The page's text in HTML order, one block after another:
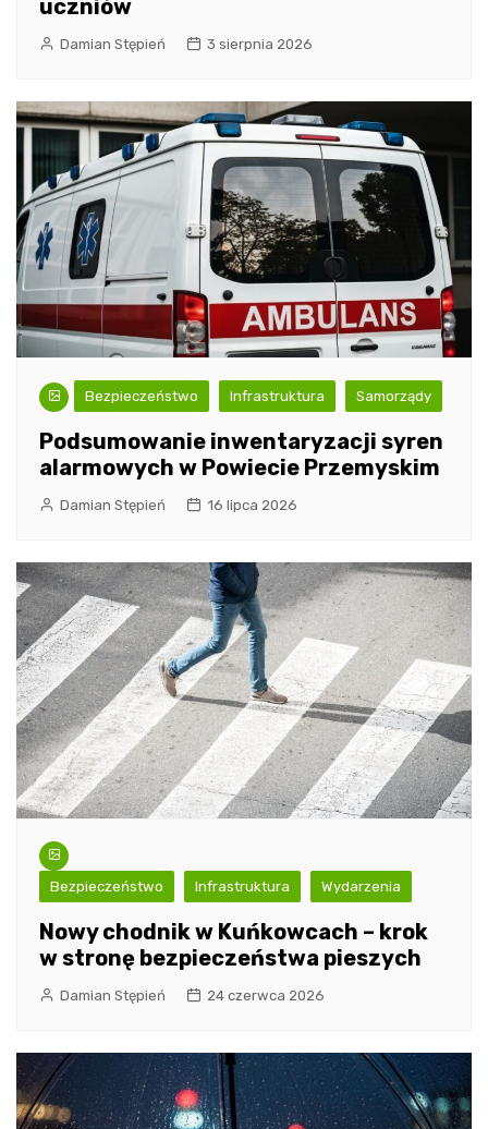
uczniów
Damian Stępień 3 sierpnia 2026
Bezpieczeństwo Infrastruktura Samorządy
Podsumowanie inwentaryzacji syren
alarmowych w Powiecie Przemyskim
Damian Stępień 16 lipca 2026
Bezpieczeństwo Infrastruktura Wydarzenia
Nowy chodnik w Kuńkowcach – krok
w stronę bezpieczeństwa pieszych
Damian Stępień 24 czerwca 2026